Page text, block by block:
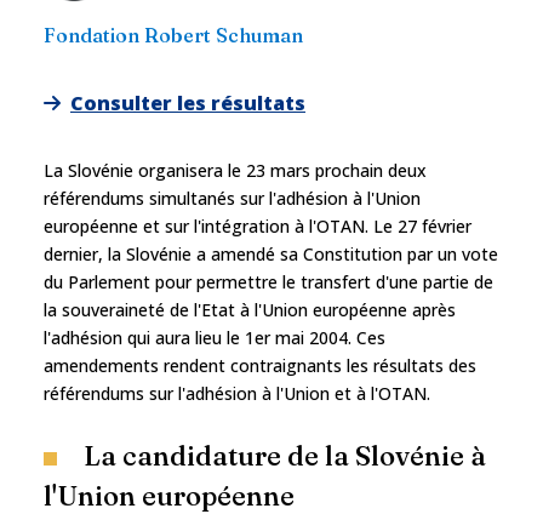
Fondation Robert Schuman
Consulter les résultats
La Slovénie organisera le 23 mars prochain deux
référendums simultanés sur l'adhésion à l'Union
européenne et sur l'intégration à l'OTAN. Le 27 février
dernier, la Slovénie a amendé sa Constitution par un vote
du Parlement pour permettre le transfert d'une partie de
la souveraineté de l'Etat à l'Union européenne après
l'adhésion qui aura lieu le 1er mai 2004. Ces
amendements rendent contraignants les résultats des
référendums sur l'adhésion à l'Union et à l'OTAN.
La candidature de la Slovénie à
l'Union européenne